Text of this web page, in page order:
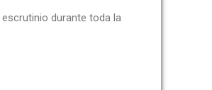
durante toda la